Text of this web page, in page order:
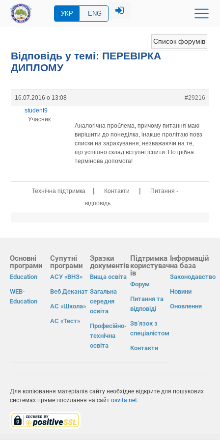
УКР ENG
Список форумів
Відповідь у темі: ПЕРЕВIРКА
ДИПЛОМУ
16.07.2016 о 13:08
#29216
student9
Учасник
Аналогічна проблема, причому питання маю
вирішити до понеділка, інакше пролітаю повз
списки на зарахування, незважаючи на те,
що успішно склад вступні іспити. Потрібна
термінова допомога!
Технічна підтримка | Контакти |
Питання -
відповідь
Основні
програми
Education
WEB-
Education
Супутні
програми
АСУ «ВНЗ»
Веб Деканат
АС «Школа»
АС «Тест»
Зразки
документів
Вища освіта
Загальна
середня
освіта
Професійно-
технічна
освіта
Підтримка
користувач
ів
Форум
Питання та
відповіді
Зв’язок з
спеціалістом
Контакти
Інформацій
на база
Законодавство
Новини
Оновлення
Для копіювання матеріалів сайту необхідне відкрите для пошукових
системах пряме посилання на сайт osvita.net.